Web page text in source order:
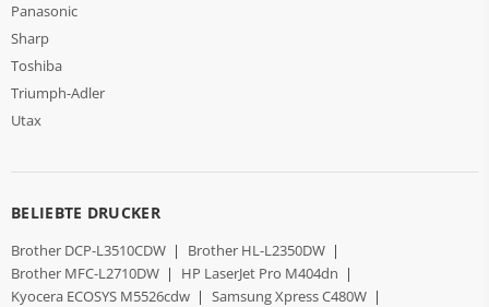
Panasonic
Sharp
Toshiba
Triumph-Adler
Utax
BELIEBTE DRUCKER
Brother DCP-L3510CDW | Brother HL-L2350DW |
Brother MFC-L2710DW | HP LaserJet Pro M404dn |
Kyocera ECOSYS M5526cdw | Samsung Xpress C480W |